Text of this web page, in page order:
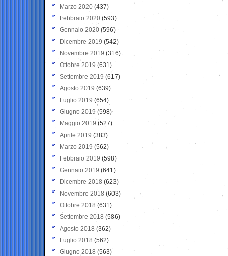
Marzo 2020 (437)
Febbraio 2020 (593)
Gennaio 2020 (596)
Dicembre 2019 (542)
Novembre 2019 (316)
Ottobre 2019 (631)
Settembre 2019 (617)
Agosto 2019 (639)
Luglio 2019 (654)
Giugno 2019 (598)
Maggio 2019 (527)
Aprile 2019 (383)
Marzo 2019 (562)
Febbraio 2019 (598)
Gennaio 2019 (641)
Dicembre 2018 (623)
Novembre 2018 (603)
Ottobre 2018 (631)
Settembre 2018 (586)
Agosto 2018 (362)
Luglio 2018 (562)
Giugno 2018 (563)